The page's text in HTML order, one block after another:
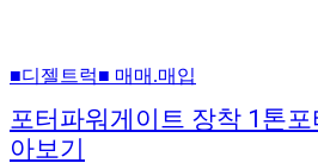
■디젤트럭■ 매매.매입
포터파워게이트 장착 1톤
아보기